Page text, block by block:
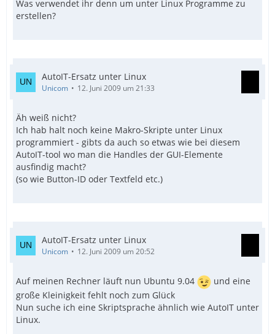
Was verwendet ihr denn um unter Linux Programme zu
erstellen?
AutoIT-Ersatz unter Linux
Unicom 12. Juni 2009 um 21:33
Äh weiß nicht?
Ich hab halt noch keine Makro-Skripte unter Linux
programmiert - gibts da auch so etwas wie bei diesem
AutoIT-tool wo man die Handles der GUI-Elemente
ausfindig macht?
(so wie Button-ID oder Textfeld etc.)
AutoIT-Ersatz unter Linux
Unicom 12. Juni 2009 um 20:52
Auf meinen Rechner läuft nun Ubuntu 9.04
und eine
große Kleinigkeit fehlt noch zum Glück
Nun suche ich eine Skriptsprache ähnlich wie AutoIT unter
Linux.